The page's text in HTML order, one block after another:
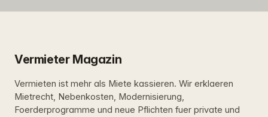
Vermieter Magazin
Vermieten ist mehr als Miete kassieren. Wir erklaeren
Mietrecht, Nebenkosten, Modernisierung,
Foerderprogramme und neue Pflichten fuer private und